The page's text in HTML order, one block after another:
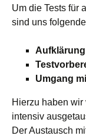
Um die Tests für
sind uns
Umgang
Hierzu haben wir
intensiv
Der Austausch